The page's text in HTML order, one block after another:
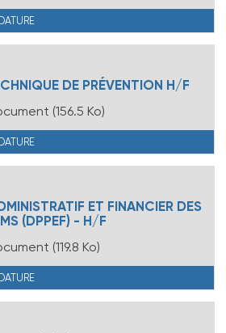
DE PRÉVENTION H/F
(156.5 Ko)
ET FINANCIER DES
(DPPEF) - H/F
(119.8 Ko)